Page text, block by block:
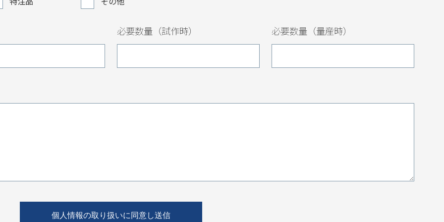
必要数量（試作時） 必要数量（量産時）